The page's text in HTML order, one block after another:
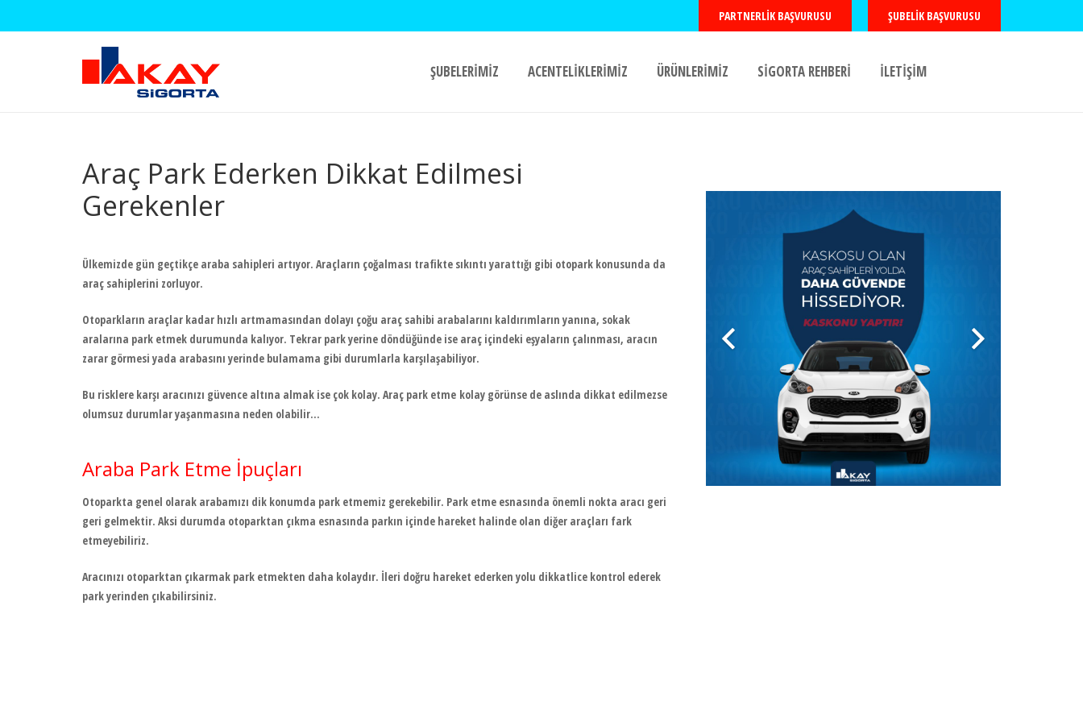
PARTNERLIK BAŞVURUSU ŞUBELIK BAŞVURUSU
ŞUBELERİMİZ ACENTELİKLERİMİZ ÜRÜNLERİMİZ SİGORTA REHBERİ İLETİŞİM
Araç Park Ederken Dikkat Edilmesi
Gerekenler
Ülkemizde gün geçtikçe araba sahipleri artıyor. Araçların çoğalması trafikte sıkıntı yarattığı gibi otopark konusunda da
araç sahiplerini zorluyor.
Otoparkların araçlar kadar hızlı artmamasından dolayı çoğu araç sahibi arabalarını kaldırımların yanına, sokak
aralarına park etmek durumunda kalıyor. Tekrar park yerine döndüğünde ise araç içindeki eşyaların çalınması, aracın
zarar görmesi yada arabasını yerinde bulamama gibi durumlarla karşılaşabiliyor.
Bu risklere karşı aracınızı güvence altına almak ise çok kolay. Araç park etme kolay görünse de aslında dikkat edilmezse
olumsuz durumlar yaşanmasına neden olabilir…
Araba Park Etme İpuçları
Otoparkta genel olarak arabamızı dik konumda park etmemiz gerekebilir. Park etme esnasında önemli nokta aracı geri
geri gelmektir. Aksi durumda otoparktan çıkma esnasında parkın içinde hareket halinde olan diğer araçları fark
etmeyebiliriz.
Aracınızı otoparktan çıkarmak park etmekten daha kolaydır. İleri doğru hareket ederken yolu dikkatlice kontrol ederek
park yerinden çıkabilirsiniz.